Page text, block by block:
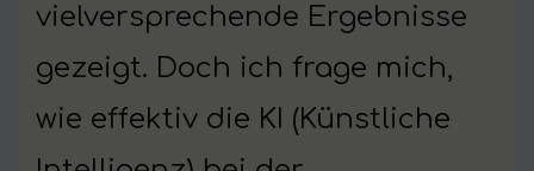
vielversprechende Ergebnisse
gezeigt. Doch ich frage mich,
wie effektiv die KI (Künstliche